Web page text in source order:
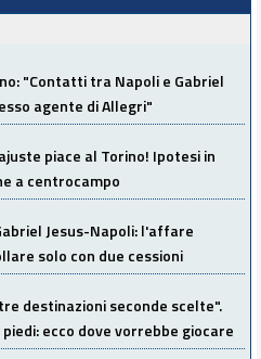
"Contatti tra Napoli e Gabriel
agente di Allegri"
piace al Torino! Ipotesi in
a centrocampo
Jesus-Napoli: l'affare
solo con due cessioni
destinazioni seconde scelte".
ecco dove vorrebbe giocare